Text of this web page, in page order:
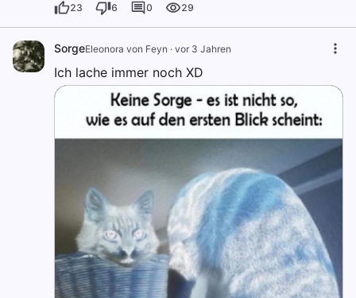
23 6 0 29
SorgeEleonora von Feyn · vor 3 Jahren
Ich lache immer noch XD